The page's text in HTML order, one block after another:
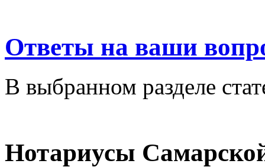
Ответы на ваши
В выбранном разделе
Нотариусы